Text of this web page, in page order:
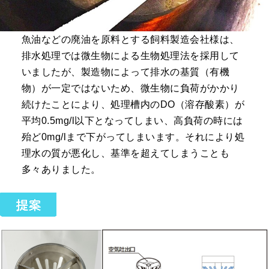
魚油などの廃油を原料とする飼料製造会社様は、
排水処理では微生物による生物処理法を採用して
いましたが、製造物によって排水の基質（有機
物）が一定ではないため、微生物に負荷がかかり
続けたことにより、処理槽内のDO（溶存酸素）が
平均0.5mg/l以下となってしまい、高負荷の時には
殆ど0mg/lまで下がってしまいます。それにより処
理水の質が悪化し、基準を超えてしまうことも
多々ありました。